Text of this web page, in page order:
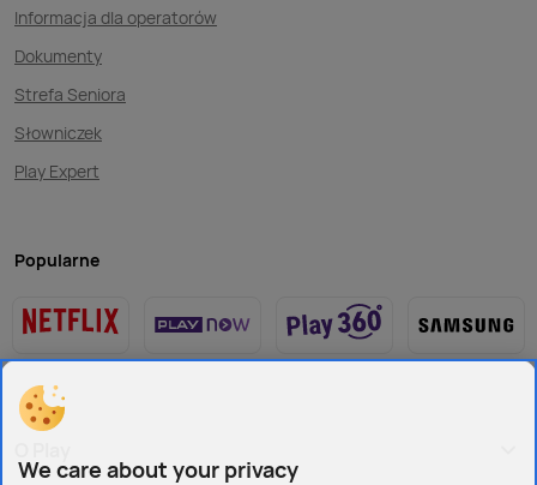
Informacja dla operatorów
Dokumenty
Strefa Seniora
Słowniczek
Play Expert
Popularne
We care about your privacy